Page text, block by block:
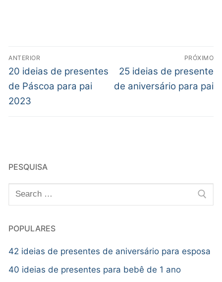
ANTERIOR
20 ideias de presentes
de Páscoa para pai
2023
PRÓXIMO
25 ideias de presente
de aniversário para pai
PESQUISA
POPULARES
42 ideias de presentes de aniversário para esposa
40 ideias de presentes para bebê de 1 ano